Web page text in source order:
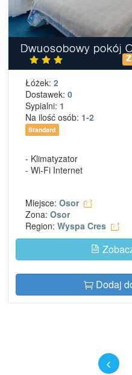
Dwuosobowy pokój
Łóżek: 2
Dostawek: 0
Sypialni: 1
Na ilość osób: 1-2
Standard
- Klimatyzator
- Wi-Fi Internet
Miejsce: Osor
Zona: Osor
Region: Wyspa Cres
Dodaj